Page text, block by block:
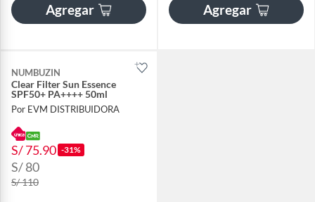
Agregar Agregar
NUMBUZIN
Clear Filter Sun Essence
SPF50+ PA++++ 50ml
Por EVM DISTRIBUIDORA
S/ 75.90 -31%
S/ 80
S/ 110